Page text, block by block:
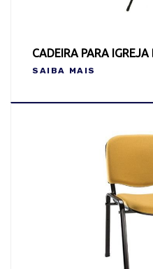
CADEIRA PARA
SAIBA MAIS